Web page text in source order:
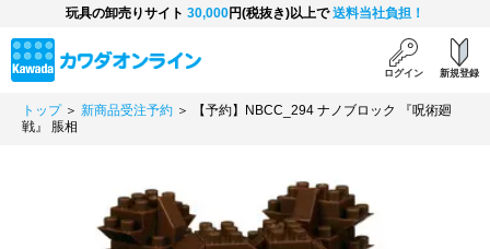
玩具の卸売りサイト 30,000円(税抜き)以上で送料当社負担！
ログイン 新規登録
トップ ＞ 新商品受注予約 ＞ 【予約】NBCC_294 ナノブロック 『呪術廻
戦』 脹相